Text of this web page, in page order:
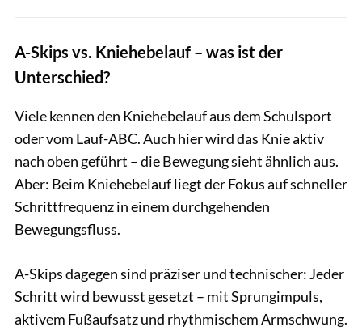
A-Skips vs. Kniehebelauf – was ist der
Unterschied?
Viele kennen den Kniehebelauf aus dem Schulsport
oder vom Lauf-ABC. Auch hier wird das Knie aktiv
nach oben geführt – die Bewegung sieht ähnlich aus.
Aber: Beim Kniehebelauf liegt der Fokus auf schneller
Schrittfrequenz in einem durchgehenden
Bewegungsfluss.
A-Skips dagegen sind präziser und technischer: Jeder
Schritt wird bewusst gesetzt – mit Sprungimpuls,
aktivem Fußaufsatz und rhythmischem Armschwung.